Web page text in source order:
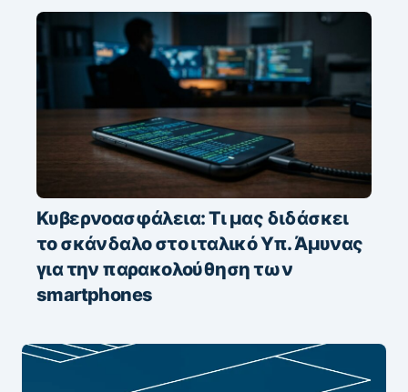
Κυβερνοασφάλεια: Τι μας διδάσκει
το σκάνδαλο στο ιταλικό Υπ. Άμυνας
για την παρακολούθηση των
smartphones